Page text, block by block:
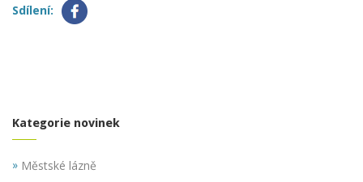
Sdílení:
Kategorie novinek
» Městské lázně